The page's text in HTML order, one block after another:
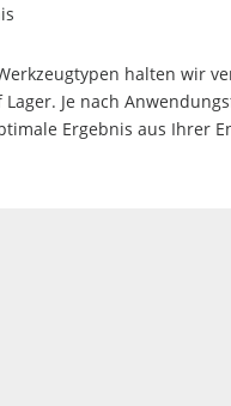
halten wir
Je nach
Ergebnis aus Ihrer